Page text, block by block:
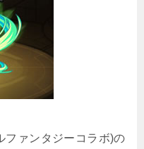
ファンタジーコラボ)の